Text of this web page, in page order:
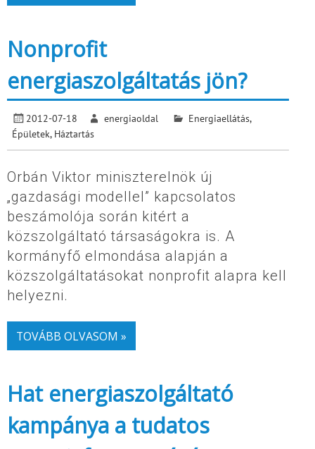
Nonprofit
energiaszolgáltatás jön?
2012-07-18 energiaoldal Energiaellátás,
Épületek, Háztartás
Orbán Viktor miniszterelnök új
„gazdasági modellel” kapcsolatos
beszámolója során kitért a
közszolgáltató társaságokra is. A
kormányfő elmondása alapján a
közszolgáltatásokat nonprofit alapra kell
helyezni.
TOVÁBB OLVASOM »
Hat energiaszolgáltató
kampánya a tudatos